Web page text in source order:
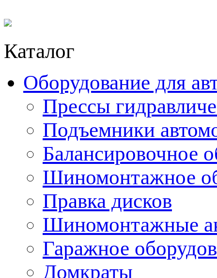
Каталог
Оборудование для
Прессы
Подъемники
Балансировочное
Шиномонтажное
Правка дисков
Шиномонтажные
Гаражное
Домкраты